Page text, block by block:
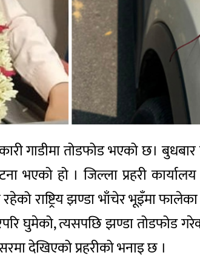
गाडीमा तोडफोड भएको छ। बुधबार
हो । जिल्ला प्रहरी कार्यालय
राष्ट्रिय झण्डा भाँचेर भूइँमा
घुमेको, त्यसपछि झण्डा तोडफोड
देखिएको प्रहरीको भनाइ छ ।